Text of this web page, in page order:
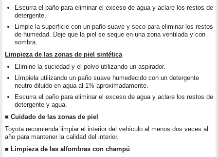
Escurra el paño para eliminar el exceso de agua y aclare los restos de
detergente.
Limpie la superficie con un paño suave y seco para eliminar los restos
de humedad. Deje que la piel se seque en una zona ventilada y con
sombra.
Limpieza de las zonas de piel sintética
Elimine la suciedad y el polvo utilizando un aspirador.
Límpiela utilizando un paño suave humedecido con un detergente
neutro diluido en agua al 1% aproximadamente.
Escurra el paño para eliminar el exceso de agua y aclare los restos de
detergente y agua.
■ Cuidado de las zonas de piel
Toyota recomienda limpiar el interior del vehículo al menos dos veces al
año para mantener la calidad del interior.
■ Limpieza de las alfombras con champú